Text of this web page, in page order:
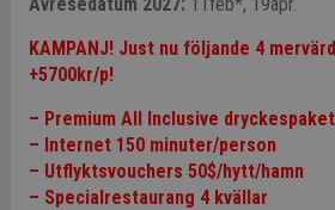
KAMPANJ! Just nu följande 4
+5700kr/p!
– Premium All Inclusive dryckespaket
– Internet 150 minuter/person
– Utflyktsvouchers 50$/hytt/hamn
– Specialrestaurang 4 kvällar